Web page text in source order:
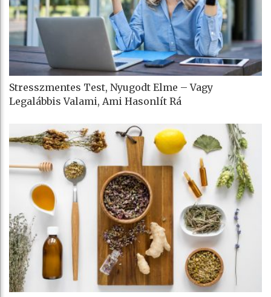
Stresszmentes Test, Nyugodt Elme – Vagy
Legalábbis Valami, Ami Hasonlít Rá